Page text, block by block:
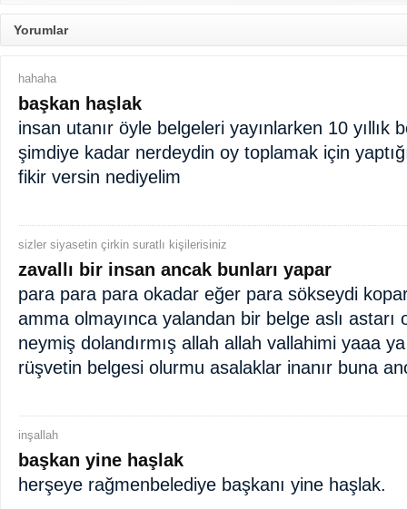
Yorumlar
hahaha
başkan haşlak
insan utanır öyle belgeleri yayınlarken 10 yıllık
şimdiye kadar nerdeydin oy toplamak için
fikir versin nediyelim
sizler siyasetin çirkin suratlı kişilerisiniz
zavallı bir insan ancak bunları yapar
para para para okadar eğer para sökseydi
amma olmayınca yalandan bir belge aslı astarı
neymiş dolandırmış allah allah vallahimi yaaa
rüşvetin belgesi olurmu asalaklar inanır buna
inşallah
başkan yine haşlak
herşeye rağmenbelediye başkanı yine haşlak.